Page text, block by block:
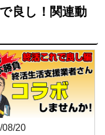
良し！関連動
08/20